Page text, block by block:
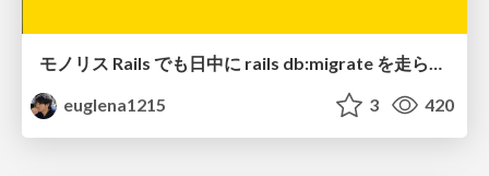
モノリス Rails でも日中に rails db:migrate を走らせたい！ / Daytime rails db:migrate on Monolithic Rails!
euglena1215
3 420